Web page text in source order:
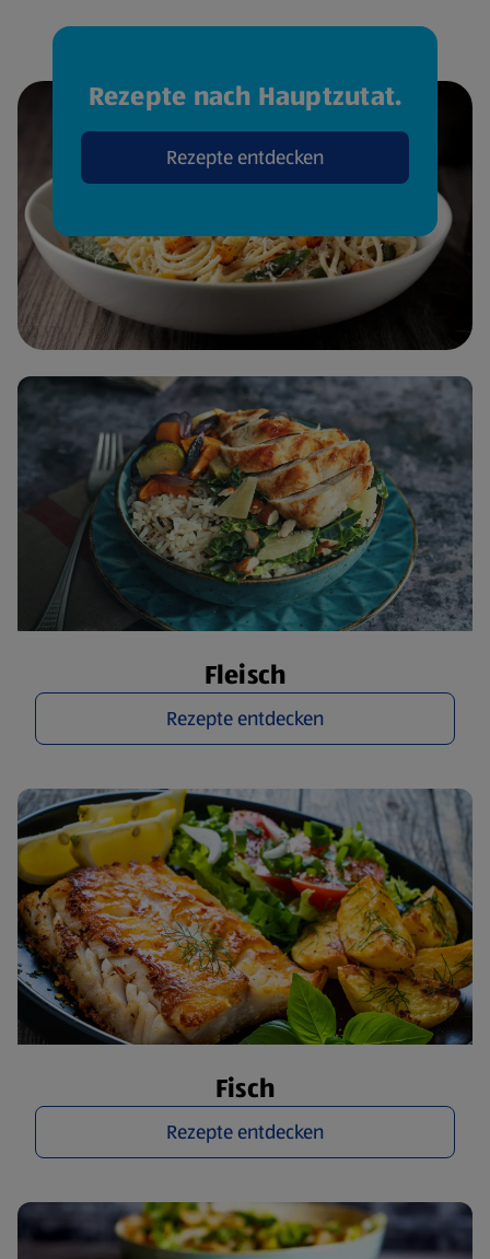
Rezepte nach Hauptzutat.
Rezepte entdecken
Fleisch
Rezepte entdecken
Fisch
Rezepte entdecken